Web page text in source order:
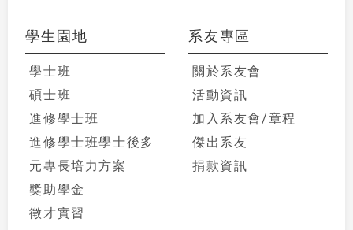
學生園地
學士班
碩士班
進修學士班
進修學士班學士後多
元專長培力方案
獎助學金
徵才實習
系友專區
關於系友會
活動資訊
加入系友會/章程
傑出系友
捐款資訊